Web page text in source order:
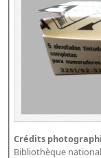
Crédits
Bibliothèque